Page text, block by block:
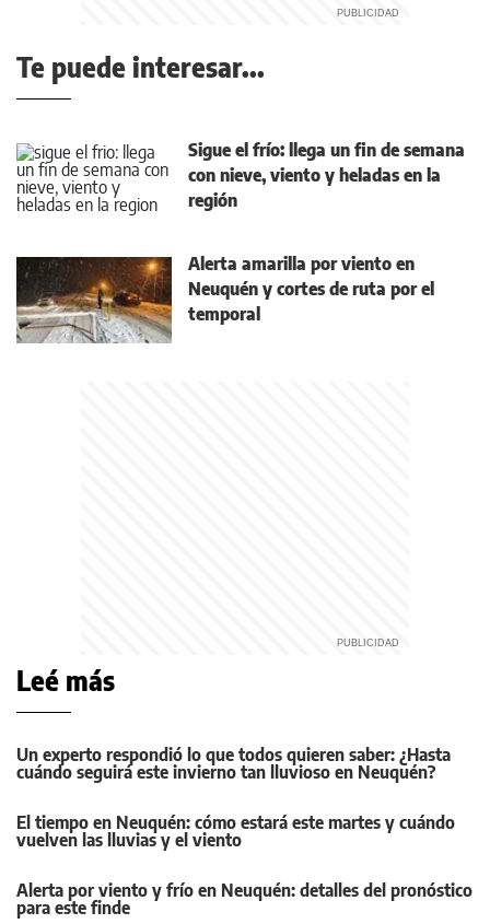
Te puede interesar...
Sigue el frío: llega un fin de semana
con nieve, viento y heladas en la
región
Alerta amarilla por viento en
Neuquén y cortes de ruta por el
temporal
Leé más
Un experto respondió lo que todos quieren saber: ¿Hasta
cuándo seguirá este invierno tan lluvioso en Neuquén?
El tiempo en Neuquén: cómo estará este martes y cuándo
vuelven las lluvias y el viento
Alerta por viento y frío en Neuquén: detalles del pronóstico
para este finde